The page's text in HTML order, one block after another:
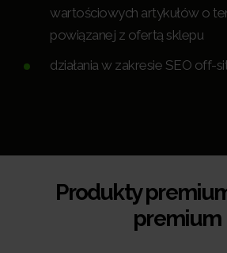
wartościowych artykułów o
powiązanej z ofertą sklepu
działania w zakresie SEO off-
Produkty
premium